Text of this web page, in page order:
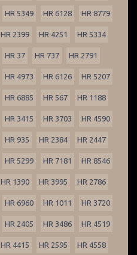
HR 5349 HR 6128 HR 8779
HR 2399 HR 4251 HR 5334
HR 37 HR 737 HR 2791
HR 4973 HR 6126 HR 5207
HR 6885 HR 567 HR 1188
HR 3415 HR 3703 HR 4590
HR 935 HR 2384 HR 2447
HR 5299 HR 7181 HR 8546
HR 1390 HR 3995 HR 2786
HR 6960 HR 1011 HR 3720
HR 2405 HR 3486 HR 4519
HR 4415 HR 2595 HR 4558